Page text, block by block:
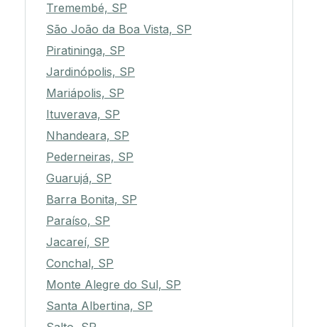
Tremembé, SP
São João da Boa Vista, SP
Piratininga, SP
Jardinópolis, SP
Mariápolis, SP
Ituverava, SP
Nhandeara, SP
Pederneiras, SP
Guarujá, SP
Barra Bonita, SP
Paraíso, SP
Jacareí, SP
Conchal, SP
Monte Alegre do Sul, SP
Santa Albertina, SP